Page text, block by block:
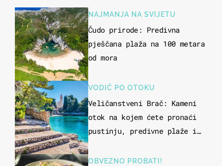
NAJMANJA NA SVIJETU
Čudo prirode: Predivna
pješčana plaža na 100 metara
od mora
VODIČ PO OTOKU
Veličanstveni Brač: Kameni
otok na kojem ćete pronaći
pustinju, predivne plaže i
OBVEZNO PROBATI!